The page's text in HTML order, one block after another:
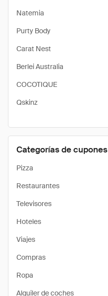
Natemia
Purty Body
Carat Nest
Berlei Australia
COCOTIQUE
Qskinz
Categorías de cupones
Pizza
Restaurantes
Televisores
Hoteles
Viajes
Compras
Ropa
Alquiler de coches